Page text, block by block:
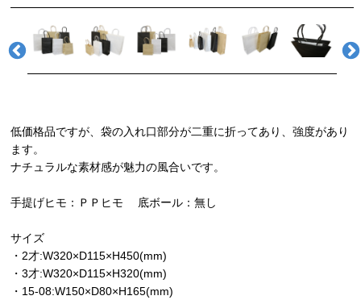
低価格品ですが、袋の入れ口部分が二重に折ってあり、強度があり
ます。
ナチュラルな素材感が魅力の風合いです。
手提げヒモ：ＰＰヒモ 底ボール：無し
サイズ
・2才:W320×D115×H450(mm)
・3才:W320×D115×H320(mm)
・15-08:W150×D80×H165(mm)